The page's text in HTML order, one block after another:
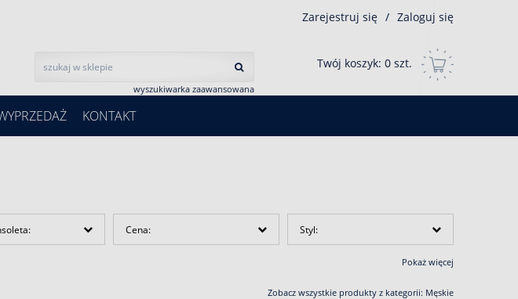
wyszukiwarka zaawansowana
Zarejestruj się / Zaloguj się
Twój koszyk: 0 szt.
KONTAKT
Cena: Styl:
Pokaż więcej
Zobacz wszystkie produkty z kategorii: Męskie